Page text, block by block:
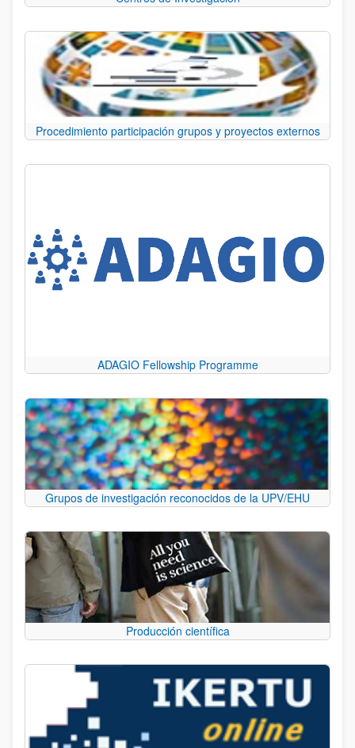
Procedimiento participación grupos y proyectos externos
ADAGIO Fellowship Programme
Grupos de investigación reconocidos de la UPV/EHU
Producción científica